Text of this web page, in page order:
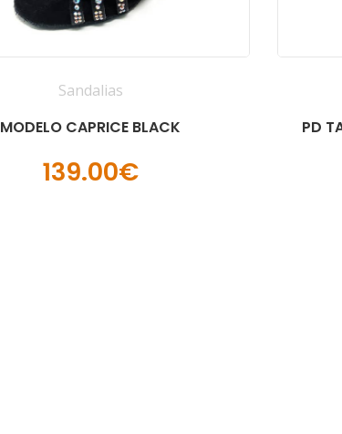
Sandalias
MODELO CAPRICE BLACK
139.00€
PD